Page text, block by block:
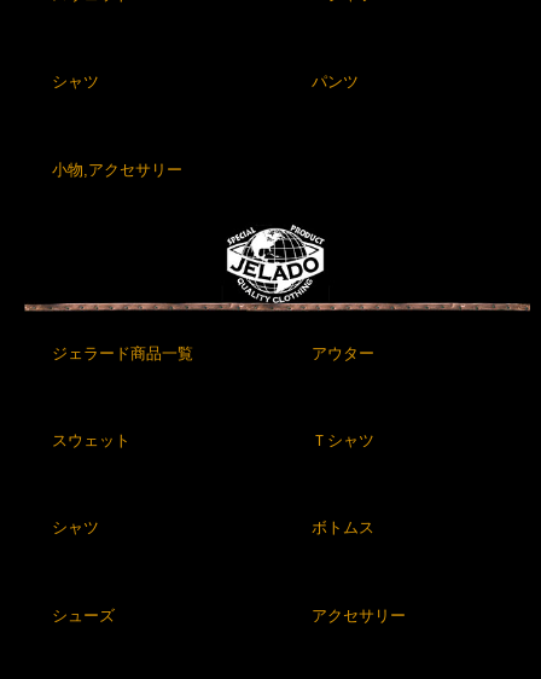
シャツ パンツ
小物,アクセサリー
ジェラード商品一覧 アウター
スウェット Ｔシャツ
シャツ ボトムス
シューズ アクセサリー